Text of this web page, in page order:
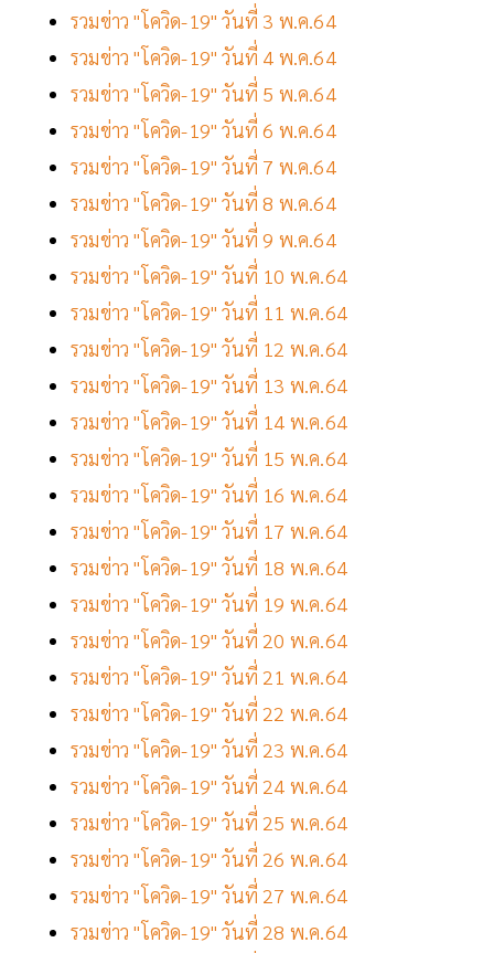
รวมข่าว "โควิด-19" วันที่ 3 พ.ค.64
รวมข่าว "โควิด-19" วันที่ 4 พ.ค.64
รวมข่าว "โควิด-19" วันที่ 5 พ.ค.64
รวมข่าว "โควิด-19" วันที่ 6 พ.ค.64
รวมข่าว "โควิด-19" วันที่ 7 พ.ค.64
รวมข่าว "โควิด-19" วันที่ 8 พ.ค.64
รวมข่าว "โควิด-19" วันที่ 9 พ.ค.64
รวมข่าว "โควิด-19" วันที่ 10 พ.ค.64
รวมข่าว "โควิด-19" วันที่ 11 พ.ค.64
รวมข่าว "โควิด-19" วันที่ 12 พ.ค.64
รวมข่าว "โควิด-19" วันที่ 13 พ.ค.64
รวมข่าว "โควิด-19" วันที่ 14 พ.ค.64
รวมข่าว "โควิด-19" วันที่ 15 พ.ค.64
รวมข่าว "โควิด-19" วันที่ 16 พ.ค.64
รวมข่าว "โควิด-19" วันที่ 17 พ.ค.64
รวมข่าว "โควิด-19" วันที่ 18 พ.ค.64
รวมข่าว "โควิด-19" วันที่ 19 พ.ค.64
รวมข่าว "โควิด-19" วันที่ 20 พ.ค.64
รวมข่าว "โควิด-19" วันที่ 21 พ.ค.64
รวมข่าว "โควิด-19" วันที่ 22 พ.ค.64
รวมข่าว "โควิด-19" วันที่ 23 พ.ค.64
รวมข่าว "โควิด-19" วันที่ 24 พ.ค.64
รวมข่าว "โควิด-19" วันที่ 25 พ.ค.64
รวมข่าว "โควิด-19" วันที่ 26 พ.ค.64
รวมข่าว "โควิด-19" วันที่ 27 พ.ค.64
รวมข่าว "โควิด-19" วันที่ 28 พ.ค.64